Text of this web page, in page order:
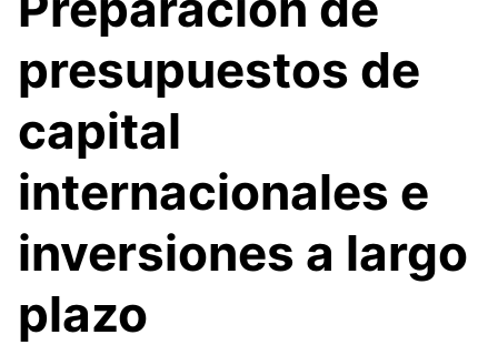
presupuestos de
capital
internacionales e
inversiones a largo
plazo